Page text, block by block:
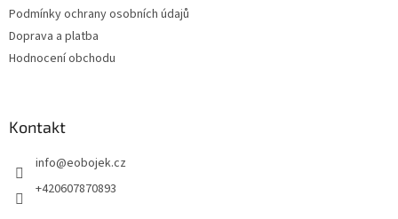
Podmínky ochrany osobních údajů
Doprava a platba
Hodnocení obchodu
Kontakt
info@eobojek.cz
+420607870893